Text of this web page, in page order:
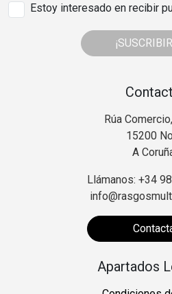
Estoy interesado en recibir
Rúa
15200
A
Llámanos: +34
Apartados